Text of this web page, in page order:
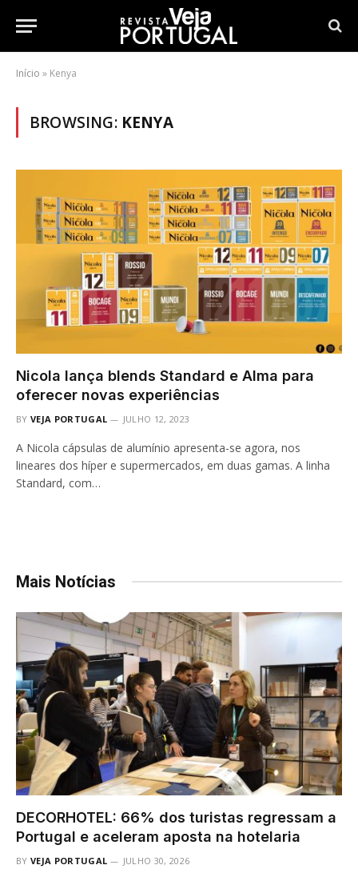
Início » Kenya
BROWSING: KENYA
Nicola lança blends Standard e Alma para
oferecer novas experiências
BY VEJA PORTUGAL JULHO 12, 2023
A Nicola cápsulas de alumínio apresenta-se agora, nos
lineares dos híper e supermercados, em duas gamas. A linha
Standard, com…
Mais Notícias
DECORHOTEL: 66% dos turistas regressam a
Portugal e aceleram aposta na hotelaria
BY VEJA PORTUGAL JULHO 30, 2026